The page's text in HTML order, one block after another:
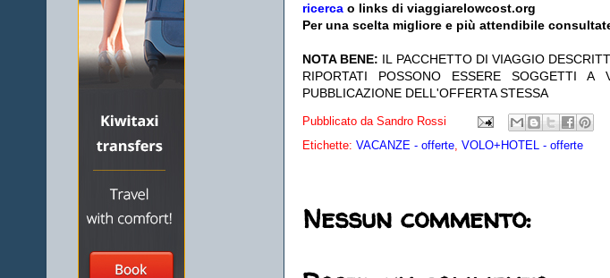
ricerca o links di viaggiarelowcost.org
Per una scelta migliore e più attendibile
NOTA BENE: IL PACCHETTO DI VIAGGIO
RIPORTATI POSSONO ESSERE SOGGETTI A
PUBBLICAZIONE DELL'OFFERTA STESSA
Pubblicato da Sandro Rossi
Etichette: VACANZE - offerte VOLO+HOTEL - offerte
Nessun commento: